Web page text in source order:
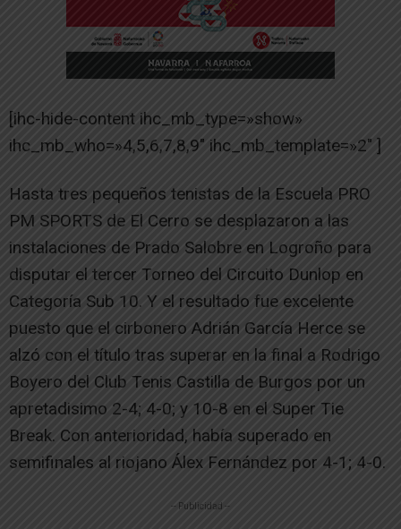
[ihc-hide-content ihc_mb_type=»show»
ihc_mb_who=»4,5,6,7,8,9″ ihc_mb_template=»2″ ]
Hasta tres pequeños tenistas de la Escuela PRO
PM SPORTS de El Cerro se desplazaron a las
instalaciones de Prado Salobre en Logroño para
disputar el tercer Torneo del Circuito Dunlop en
Categoría Sub 10. Y el resultado fue excelente
puesto que el cirbonero Adrián García Herce se
alzó con el título tras superar en la final a Rodrigo
Boyero del Club Tenis Castilla de Burgos por un
apretadisimo 2-4; 4-0; y 10-8 en el Super Tie
Break. Con anterioridad, había superado en
semifinales al riojano Álex Fernández por 4-1; 4-0.
-- Publicidad --